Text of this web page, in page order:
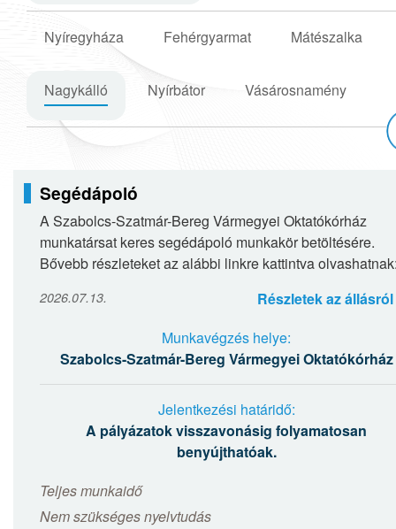
Nyíregyháza Fehérgyarmat Mátészalka
Nagykálló Nyírbátor Vásárosnamény
Segédápoló
A Szabolcs-Szatmár-Bereg Vármegyei Oktatókórház
munkatársat keres segédápoló munkakör betöltésére.
Bővebb részleteket az alábbi linkre kattintva
2026.07.13.
Részletek az állásról
Munkavégzés helye:
Szabolcs-Szatmár-Bereg Vármegyei Oktatókórház
Jelentkezési határidő:
A pályázatok visszavonásig folyamatosan
benyújthatóak.
Teljes munkaidő
Nem szükséges nyelvtudás